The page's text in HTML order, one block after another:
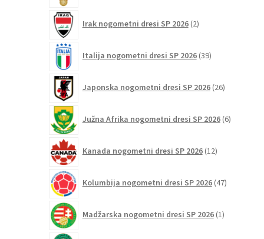
Irak nogometni dresi SP 2026 2izdelka
Italija nogometni dresi SP 2026 39izdelkov
Japonska nogometni dresi SP 2026 26izdelkov
Južna Afrika nogometni dresi SP 2026 6izdelkov
Kanada nogometni dresi SP 2026 12izdelkov
Kolumbija nogometni dresi SP 2026 47izdelkov
Madžarska nogometni dresi SP 2026 1izdelek